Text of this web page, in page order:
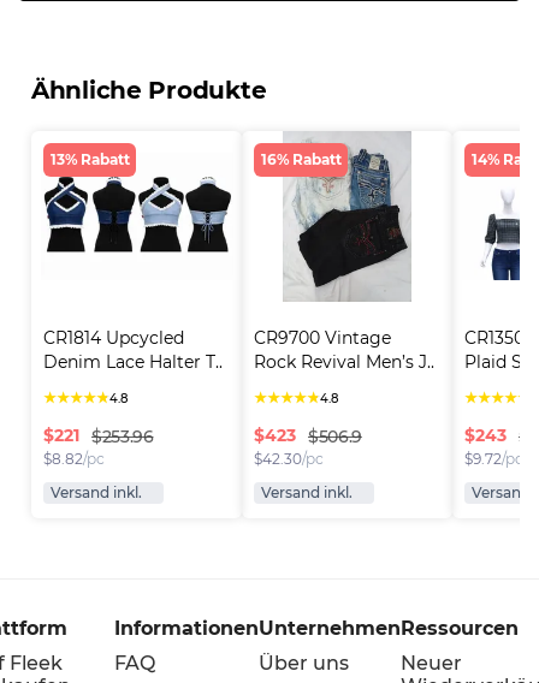
Ähnliche Produkte
13% Rabatt
CR1814 Upcycled
Denim Lace Halter T..
★★★★★4.8
$221 $253.96
$8.82/pc
Versand inkl.
16% Rabatt
CR9700 Vintage
Rock Revival Men’s J..
★★★★★4.8
$423 $506.9
$42.30/pc
Versand inkl.
14%
CR1350
Plaid
★★★★★
$243
$9.72/pc
Versand
Fleek
Informationen
FAQ
Unternehmen
Über uns
Ressourcen
Neuer